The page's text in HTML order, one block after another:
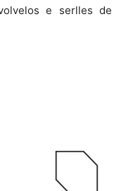
e serlles de